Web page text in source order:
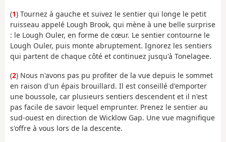
(1) Tournez à gauche et suivez le sentier qui longe le petit
ruisseau appelé Lough Brook, qui mène à une belle surprise
: le Lough Ouler, en forme de cœur. Le sentier contourne le
Lough Ouler, puis monte abruptement. Ignorez les sentiers
qui partent de chaque côté et continuez jusqu'à Tonelagee.
(2) Nous n'avons pas pu profiter de la vue depuis le sommet
en raison d'un épais brouillard. Il est conseillé d'emporter
une boussole, car plusieurs sentiers descendent et il n'est
pas facile de savoir lequel emprunter. Prenez le sentier au
sud-ouest en direction de Wicklow Gap. Une vue magnifique
s'offre à vous lors de la descente.